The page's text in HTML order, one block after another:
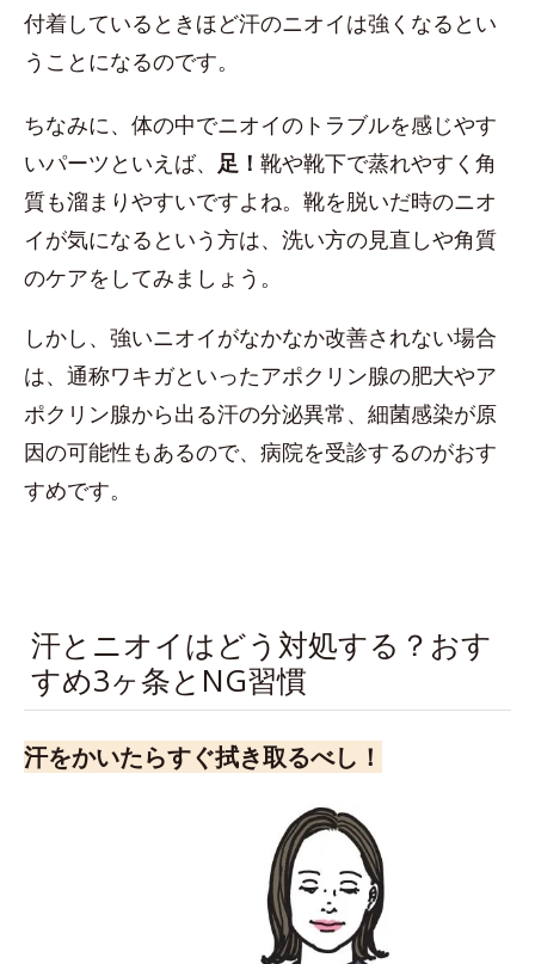
付着しているときほど汗のニオイは強くなるとい
うことになるのです。
ちなみに、体の中でニオイのトラブルを感じやす
いパーツといえば、 足！ 靴や靴下で蒸れやすく角
質も溜まりやすいですよね。靴を脱いだ時のニオ
イが気になるという方は、洗い方の見直しや角質
のケアをしてみましょう。
しかし、強いニオイがなかなか改善されない場合
は、通称ワキガといったアポクリン腺の肥大やア
ポクリン腺から出る汗の分泌異常、細菌感染が原
因の可能性もあるので、病院を受診するのがおす
すめです。
汗とニオイはどう対処する？おす
すめ3ヶ条とNG習慣
汗をかいたらすぐ拭き取るべし！